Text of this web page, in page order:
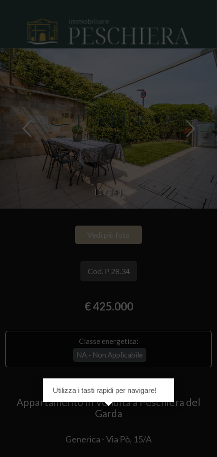
[1 / 24 ]
Vedi più foto
Cod. P 28.34
€ 425.000
Classe energetica:
NA - Non Applicabile
Appartamento in Vendita a Peschiera del
Garda
Generica - Via Pò, 15/A
Utilizza i tasti rapidi per navigare!